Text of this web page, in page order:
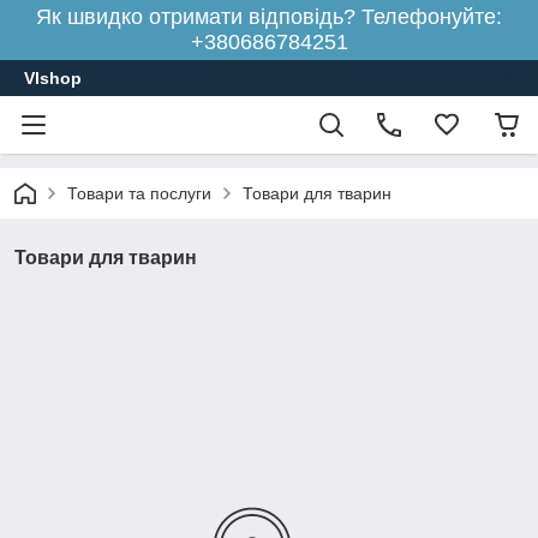
Як швидко отримати відповідь? Телефонуйте:
+380686784251
Vlshop
Товари та послуги Товари для тварин
Товари для тварин